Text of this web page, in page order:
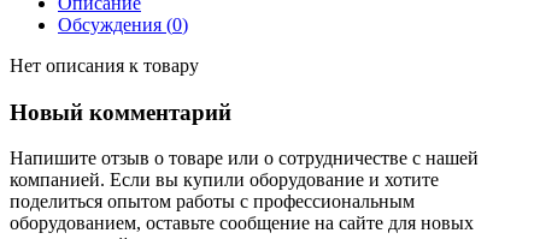
Обсуждения (0)
Нет описания к товару
Новый комментарий
Напишите отзыв о товаре или о сотрудничестве с нашей
компанией. Если вы купили оборудование и хотите
поделиться опытом работы с профессиональным
оборудованием, оставьте сообщение на сайте для новых